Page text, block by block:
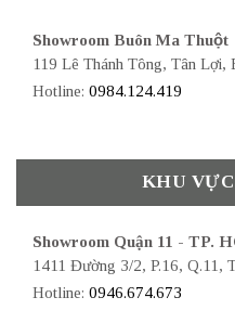
Showroom Buôn Ma Thuột
119 Lê Thánh Tông, Tân Lợi,
Hotline: 0984.124.419
KHU
Showroom Quận 11 - TP.
1411 Đường 3/2, P.16, Q.11,
Hotline: 0946.674.673